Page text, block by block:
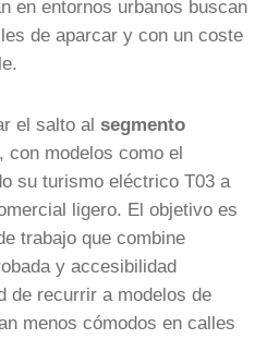
en entornos urbanos buscan
de aparcar y con un coste
el salto al segmento
, con modelos como el
su turismo eléctrico T03 a
ligero. El objetivo es
trabajo que combine
y accesibilidad
de recurrir a modelos de
menos cómodos en calles